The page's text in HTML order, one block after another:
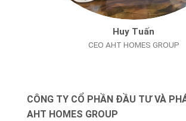
Huy Tuấn
CEO AHT HOMES GROUP
CÔNG TY CỔ PHẦN ĐẦU TƯ VÀ
AHT HOMES GROUP